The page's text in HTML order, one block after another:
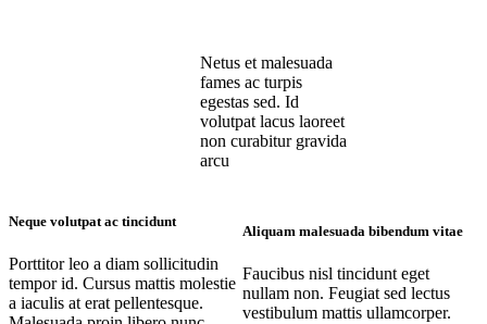
Netus et malesuada
fames ac turpis
egestas sed. Id
volutpat lacus laoreet
non curabitur gravida
arcu
Neque volutpat ac tincidunt
Porttitor leo a diam sollicitudin
tempor id. Cursus mattis molestie
a iaculis at erat pellentesque.
Aliquam malesuada bibendum vitae
Faucibus nisl tincidunt eget
nullam non. Feugiat sed lectus
vestibulum mattis ullamcorper.